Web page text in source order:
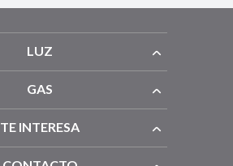
LUZ
GAS
TE INTERESA